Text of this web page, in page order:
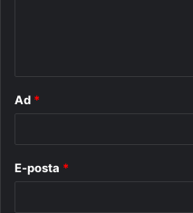
Ad *
E-posta *